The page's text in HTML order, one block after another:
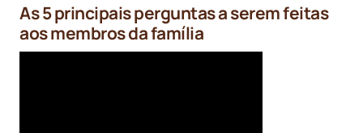
As 5 principais perguntas a serem feitas
aos membros da família